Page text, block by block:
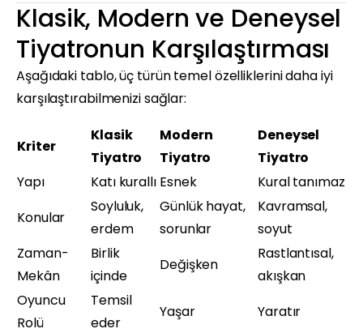
Klasik, Modern ve Deneysel
Tiyatronun Karşılaştırması
Aşağıdaki tablo, üç türün temel özelliklerini daha iyi
karşılaştırabilmenizi sağlar:
Kriter
Klasik
Tiyatro
Modern
Tiyatro
Deneysel
Tiyatro
Yapı
Katı kurallı Esnek
Kural tanımaz
Konular
Soyluluk,
erdem
Günlük hayat,
sorunlar
Kavramsal,
soyut
Zaman-
Mekân
Birlik
içinde
Değişken
Rastlantısal,
akışkan
Oyuncu
Rolü
Temsil
eder
Yaşar Yaratır